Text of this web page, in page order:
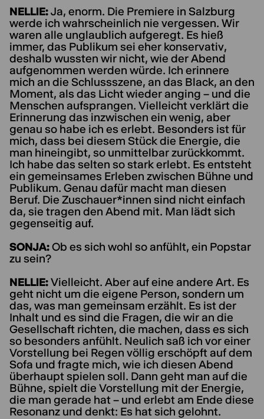
NELLIE:Ja, enorm. Die Premiere in Salzburg
werde ich wahrscheinlich nie vergessen. Wir
waren alle unglaublich aufgeregt. Es hieß
immer, das Publikum sei eher konservativ,
deshalb wussten wir nicht, wie der Abend
aufgenommen werden würde. Ich erinnere
mich an die Schlussszene, an das Black, an den
Moment, als das Licht wieder anging – und die
Menschen aufsprangen. Vielleicht verklärt die
Erinnerung das inzwischen ein wenig, aber
genau so habe ich es erlebt. Besonders ist für
mich, dass bei diesem Stück die Energie, die
man hineingibt, so unmittelbar zurückkommt.
Ich habe das selten so stark erlebt. Es entsteht
ein gemeinsames Erleben zwischen Bühne und
Publikum. Genau dafür macht man diesen
Beruf. Die Zuschauer*innen sind nicht einfach
da, sie tragen den Abend mit. Man lädt sich
gegenseitig auf.
SONJA:Ob es sich wohl so anfühlt, ein Popstar
zu sein?
NELLIE:Vielleicht. Aber auf eine andere Art. Es
geht nicht um die eigene Person, sondern um
das, was man gemeinsam erzählt. Es ist der
Inhalt und es sind die Fragen, die wir an die
Gesellschaft richten, die machen, dass es sich
so besonders anfühlt. Neulich saß ich vor einer
Vorstellung bei Regen völlig erschöpft auf dem
Sofa und fragte mich, wie ich diesen Abend
überhaupt spielen soll. Dann geht man auf die
Bühne, spielt die Vorstellung mit der Energie,
die man gerade hat – und erlebt am Ende diese
Resonanz und denkt: Es hat sich gelohnt.